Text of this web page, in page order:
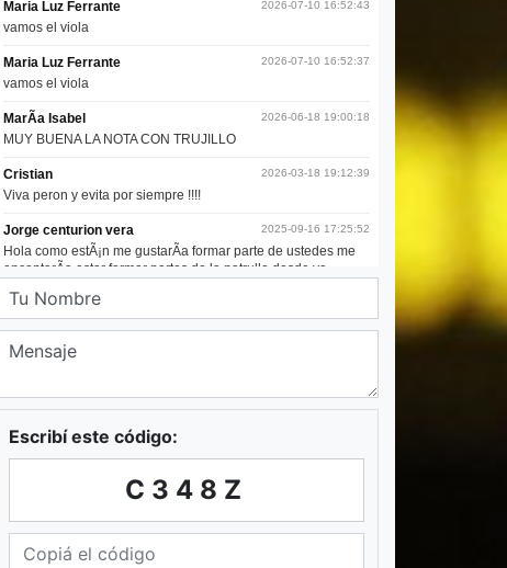
Escribí este código:
C348Z